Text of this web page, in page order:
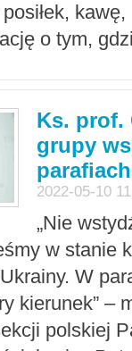
o tym,
Ks. prof.
grupy
parafiach
2022-05-10
„Nie
w stanie
W
kierunek” –
polskiej